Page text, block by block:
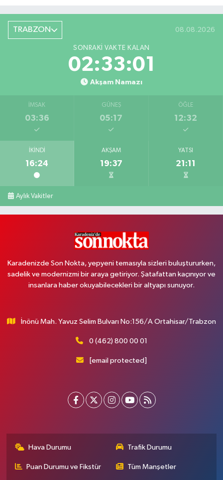
TRABZON 08.08.2026
SONRAKI VAKTE KALAN
02:33:01
Akşam Namazı
İMSAK
03:36
GÜNEŞ
05:17
ÖĞLE
12:32
İKINDI
16:24
AKŞAM
19:37
YATSI
21:11
Aylık Vakitler
Karadenizde Son Nokta, yepyeni temasıyla sizleri buluştururken,
sadelik ve modernizmi bir araya getiriyor. Şatafattan kaçınıyor ve
insanlara haber okuyabilecekleri bir altyapı sunuyor.
İnönü Mah. Yavuz Selim Bulvarı No:156/A Ortahisar/Trabzon
0 (462) 800 00 01
[email protected]
Hava Durumu Trafik Durumu
Puan Durumu ve Fikstür Tüm Manşetler